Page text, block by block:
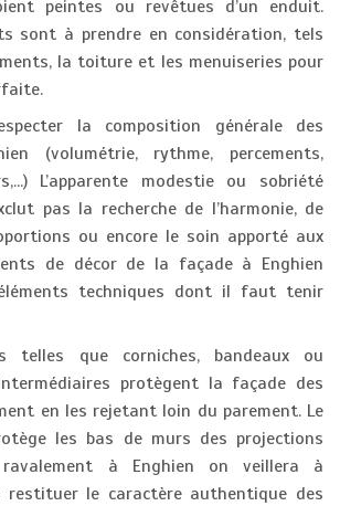
peintes ou revêtues d’un enduit.
sont à prendre en considération, tels
la toiture et les menuiseries pour
la composition générale des
(volumétrie, rythme, percements,
L’apparente modestie ou sobriété
pas la recherche de l’harmonie, de
ou encore le soin apporté aux
de décor de la façade à Enghien
techniques dont il faut tenir
telles que corniches, bandeaux ou
protègent la façade des
en les rejetant loin du parement. Le
les bas de murs des projections
à Enghien on veillera à
restituer le caractère authentique des